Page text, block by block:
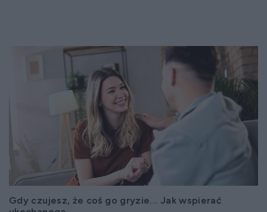
Gdy czujesz, że coś go gryzie... Jak wspierać